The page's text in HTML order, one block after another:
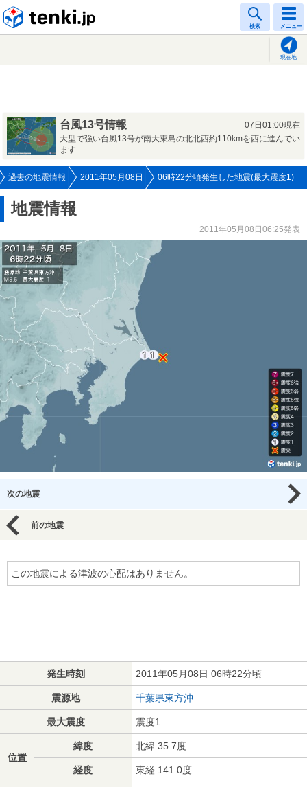
検索 メニュー
現在地
台風13号情報
07日01:00現在
大型で強い台風13号が南大東島の北北西約110kmを西に進んでい
ます
過去の地震情報 2011年05月08日 06時22分頃発生した地震(最大震度1)
地震情報
2011年05月08日06:25発表
次の地震
前の地震
この地震による津波の心配はありません。
発生時刻 2011年05月08日 06時22分頃
震源地 千葉県東方沖
最大震度 震度1
位置
緯度 北緯 35.7度
経度 東経 141.0度